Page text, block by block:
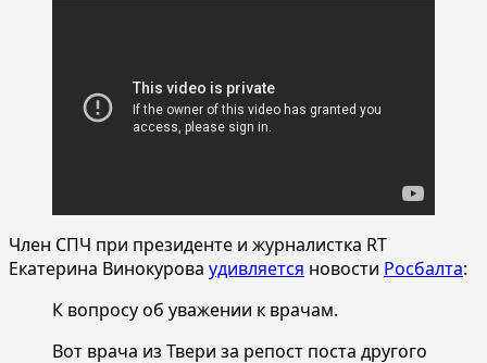
Член СПЧ при президенте и журналистка RT
Екатерина Винокурова удивляется новости Росбалта:
К вопросу об уважении к врачам.
Вот врача из Твери за репост поста другого